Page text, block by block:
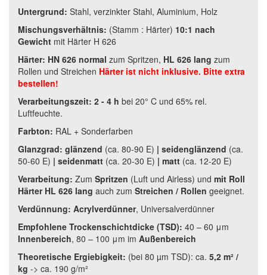
Untergrund: Stahl, verzinkter Stahl, Aluminium, Holz
Mischungsverhältnis: (Stamm : Härter) 10:1 nach
Gewicht mit Härter H 626
Härter: HN 626 normal zum Spritzen, HL 626 lang zum
Rollen und Streichen Härter ist nicht inklusive. Bitte extra
bestellen!
Verarbeitungszeit: 2 - 4 h bei 20° C und 65% rel.
Luftfeuchte.
Farbton: RAL + Sonderfarben
Glanzgrad: glänzend (ca. 80-90 E) | seidenglänzend (ca.
50-60 E) | seidenmatt (ca. 20-30 E) | matt (ca. 12-20 E)
Verarbeitung: Zum Spritzen (Luft und Airless) und mit Roll
Härter HL 626 lang auch zum Streichen / Rollen geeignet.
Verdünnung: Acrylverdünner, Universalverdünner
Empfohlene Trockenschichtdicke (TSD): 40 – 60 μm
Innenbereich, 80 – 100 μm im Außenbereich
Theoretische Ergiebigkeit: (bei 80 µm TSD): ca. 5,2 m² /
kg -> ca. 190 g/m²